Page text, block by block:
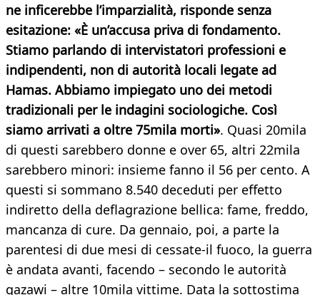
ne inficerebbe l’imparzialità, risponde senza
esitazione: «È un’accusa priva di fondamento.
Stiamo parlando di intervistatori professioni e
indipendenti, non di autorità locali legate ad
Hamas. Abbiamo impiegato uno dei metodi
tradizionali per le indagini sociologiche. Così
siamo arrivati a oltre 75mila morti». Quasi 20mila
di questi sarebbero donne e over 65, altri 22mila
sarebbero minori: insieme fanno il 56 per cento. A
questi si sommano 8.540 deceduti per effetto
indiretto della deflagrazione bellica: fame, freddo,
mancanza di cure. Da gennaio, poi, a parte la
parentesi di due mesi di cessate-il fuoco, la guerra
è andata avanti, facendo – secondo le autorità
gazawi – altre 10mila vittime. Data la sottostima